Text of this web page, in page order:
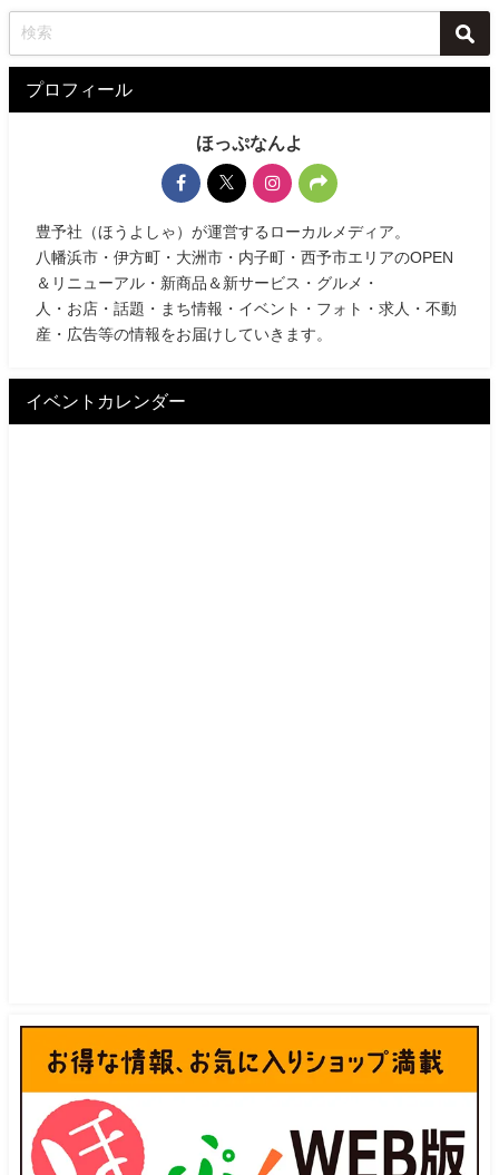
プロフィール
ほっぷなんよ
豊予社（ほうよしゃ）が運営するローカルメディア。
八幡浜市・伊方町・大洲市・内子町・西予市エリアのOPEN
＆リニューアル・新商品＆新サービス・グルメ・
人・お店・話題・まち情報・イベント・フォト・求人・不動
産・広告等の情報をお届けしていきます。
イベントカレンダー